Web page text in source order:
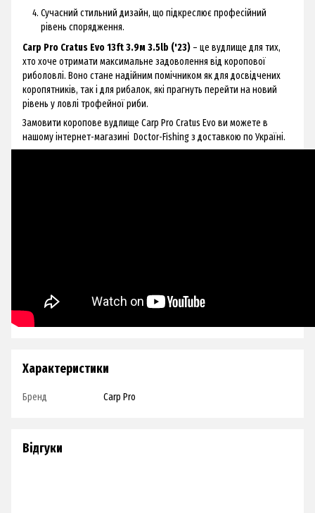
Сучасний стильний дизайн, що підкреслює професійний
рівень спорядження.
Carp Pro Cratus Evo 13ft 3.9м 3.5lb ('23) – це вудлище для тих,
хто хоче отримати максимальне задоволення від коропової
риболовлі. Воно стане надійним помічником як для досвідчених
коропятників, так і для рибалок, які прагнуть перейти на новий
рівень у ловлі трофейної риби.
Замовити коропове вудлище Carp Pro Cratus Evo ви можете в
нашому інтернет-магазині Doctor-Fishing з доставкою по Україні.
Характеристики
Бренд Carp Pro
Відгуки